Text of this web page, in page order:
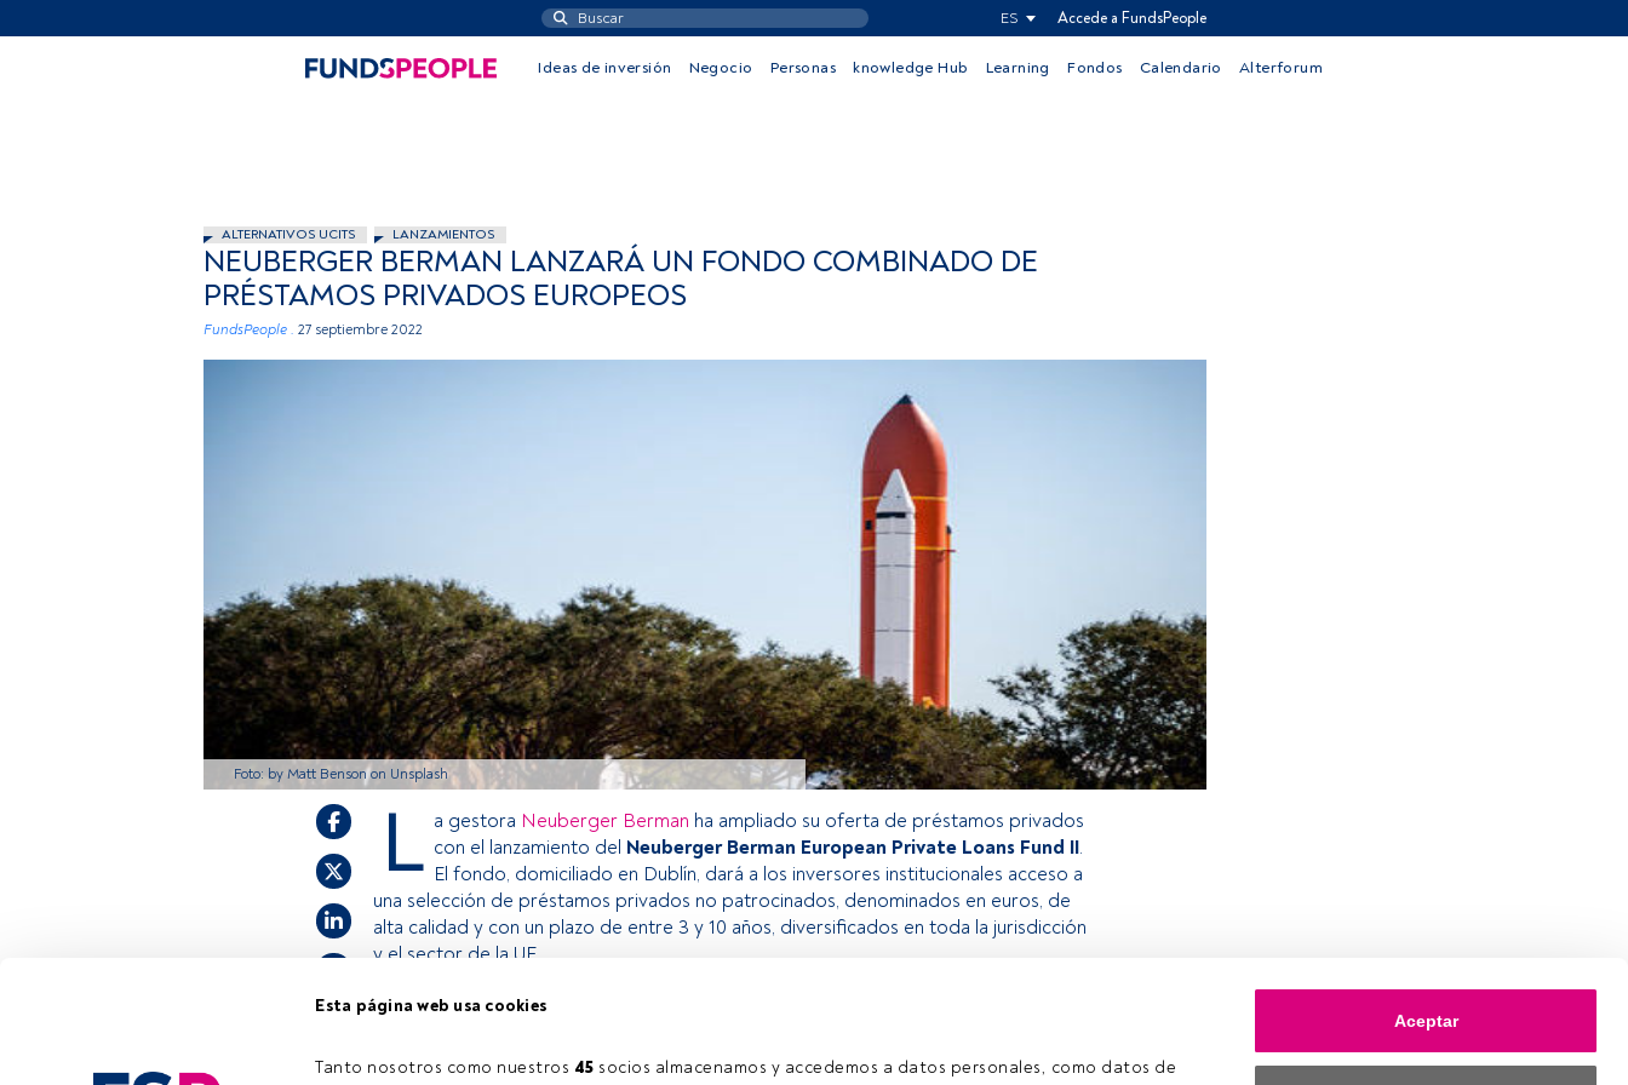
Esta página web usa cookies
Tanto nosotros como nuestros 45 socios almacenamos y accedemos a datos personales, como datos de
Aceptar
ES Accede a FundsPeople
Ideas de inversión Negocio Personas knowledge Hub Learning Fondos Calendario Alterforum
ALTERNATIVOS UCITS LANZAMIENTOS
NEUBERGER BERMAN LANZARÁ UN FONDO COMBINADO DE
PRÉSTAMOS PRIVADOS EUROPEOS
FundsPeople . 27 septiembre 2022
Foto: by Matt Benson on Unsplash
L a gestora Neuberger Berman ha ampliado su oferta de préstamos privados
con el lanzamiento del Neuberger Berman European Private Loans Fund II.
El fondo, domiciliado en Dublín, dará a los inversores institucionales acceso a
una selección de préstamos privados no patrocinados, denominados en euros, de
alta calidad y con un plazo de entre 3 y 10 años, diversificados en toda la jurisdicción
y el sector de la UE.
estás registrado, accede desde el botón Login. Si aún no tienes cuenta, te